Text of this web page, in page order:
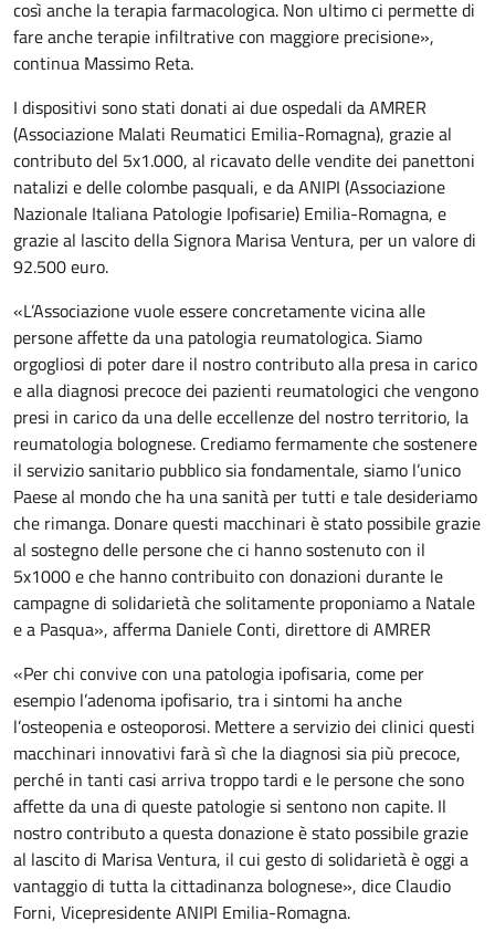
così anche la terapia farmacologica. Non ultimo ci permette di
fare anche terapie infiltrative con maggiore precisione»,
continua Massimo Reta.
I dispositivi sono stati donati ai due ospedali da AMRER
(Associazione Malati Reumatici Emilia-Romagna), grazie al
contributo del 5x1.000, al ricavato delle vendite dei panettoni
natalizi e delle colombe pasquali, e da ANIPI (Associazione
Nazionale Italiana Patologie Ipofisarie) Emilia-Romagna, e
grazie al lascito della Signora Marisa Ventura, per un valore di
92.500 euro.
«L’Associazione vuole essere concretamente vicina alle
persone affette da una patologia reumatologica. Siamo
orgogliosi di poter dare il nostro contributo alla presa in carico
e alla diagnosi precoce dei pazienti reumatologici che vengono
presi in carico da una delle eccellenze del nostro territorio, la
reumatologia bolognese. Crediamo fermamente che sostenere
il servizio sanitario pubblico sia fondamentale, siamo l’unico
Paese al mondo che ha una sanità per tutti e tale desideriamo
che rimanga. Donare questi macchinari è stato possibile grazie
al sostegno delle persone che ci hanno sostenuto con il
5x1000 e che hanno contribuito con donazioni durante le
campagne di solidarietà che solitamente proponiamo a Natale
e a Pasqua», afferma Daniele Conti, direttore di AMRER
«Per chi convive con una patologia ipofisaria, come per
esempio l’adenoma ipofisario, tra i sintomi ha anche
l’osteopenia e osteoporosi. Mettere a servizio dei clinici questi
macchinari innovativi farà sì che la diagnosi sia più precoce,
perché in tanti casi arriva troppo tardi e le persone che sono
affette da una di queste patologie si sentono non capite. Il
nostro contributo a questa donazione è stato possibile grazie
al lascito di Marisa Ventura, il cui gesto di solidarietà è oggi a
vantaggio di tutta la cittadinanza bolognese», dice Claudio
Forni, Vicepresidente ANIPI Emilia-Romagna.